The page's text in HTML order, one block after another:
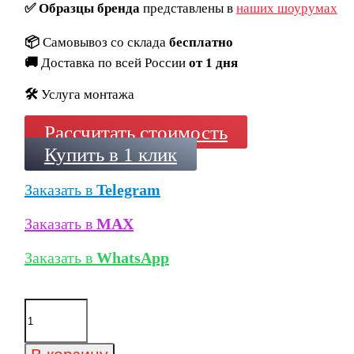
✅Образцы брендапредставлены в наших шоурумах
📦 Самовывоз со склада бесплатно
🚚 Доставка по всей России от 1 дня
🛠️ Услуга монтажа
Рассчитать стоимость
Купить в 1 клик
Заказать в Telegram
Заказать в MAX
Заказать в WhatsApp
Количество
товара
кирпич